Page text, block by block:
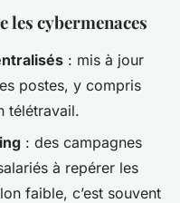
cybermenaces
: mis à jour
postes, y compris
télétravail.
: des campagnes
à repérer les
faible, c’est souvent